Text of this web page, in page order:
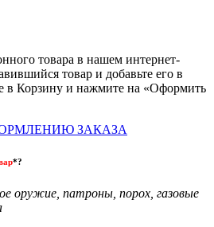
товара в нашем интернет-
товар и добавьте его в
в Корзину и нажмите на «Оформить
ЗАКАЗА
*?
оружие, патроны, порох, газовые